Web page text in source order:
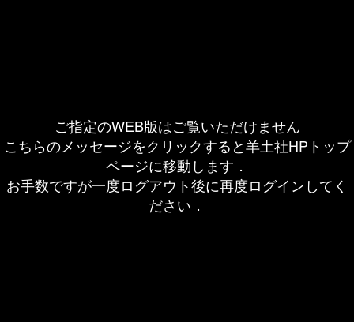
ご指定のWEB版はご覧いただけません
こちらのメッセージをクリックすると羊土社HPトップ
ページに移動します．
お手数ですが一度ログアウト後に再度ログインしてく
ださい．